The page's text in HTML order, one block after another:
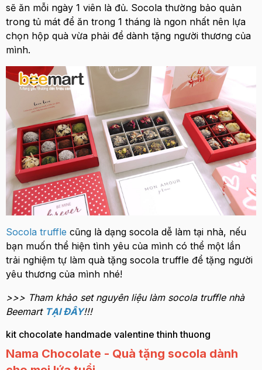
sẽ ăn mỗi ngày 1 viên là đủ. Socola thường bảo quản
trong tủ mát để ăn trong 1 tháng là ngon nhất nên lựa
chọn hộp quà vừa phải để dành tặng người thương của
mình.
Socola truffle cũng là dạng socola dễ làm tại nhà, nếu
bạn muốn thể hiện tình yêu của mình có thể một lần
trải nghiệm tự làm quà tặng socola truffle để tặng người
yêu thương của mình nhé!
>>> Tham khảo set nguyên liệu làm socola truffle nhà
Beemart TẠI ĐÂY!!!
kit chocolate handmade valentine thinh thuong
Nama Chocolate - Quà tặng socola dành